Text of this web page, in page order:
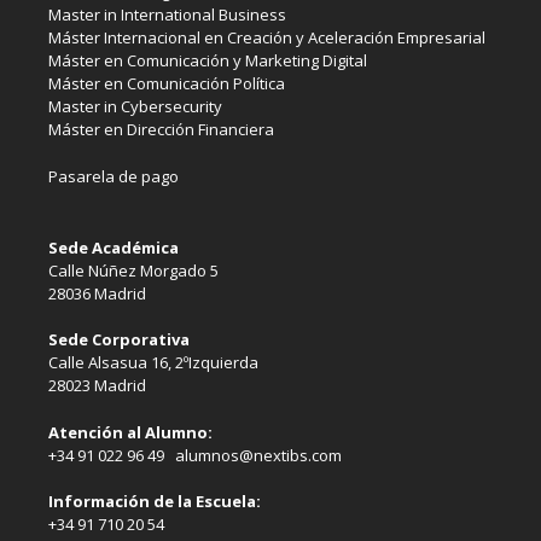
Master in International Business
Máster Internacional en Creación y Aceleración Empresarial
Máster en Comunicación y Marketing Digital
Máster en Comunicación Política
Master in Cybersecurity
Máster en Dirección Financiera
Pasarela de pago
Sede Académica
Calle Núñez Morgado 5
28036 Madrid
Sede Corporativa
Calle Alsasua 16, 2ºIzquierda
28023 Madrid
Atención al Alumno:
+34 91 022 96 49 alumnos@nextibs.com
Información de la Escuela:
+34 91 710 20 54